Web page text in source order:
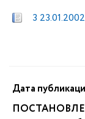
3
Дата